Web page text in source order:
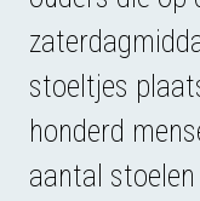
stoeltjes
honderd
aantal